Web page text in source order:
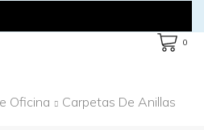
0
Oficina Carpetas De Anillas